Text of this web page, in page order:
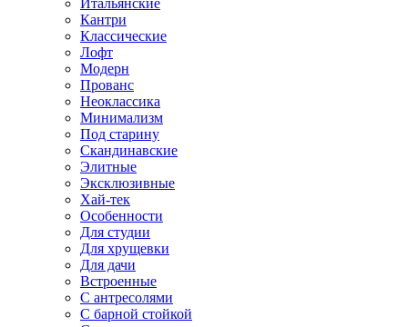
Итальянские
Кантри
Классические
Лофт
Модерн
Прованс
Неоклассика
Минимализм
Под старину
Скандинавские
Элитные
Эксклюзивные
Хай-тек
Особенности
Для студии
Для хрущевки
Для дачи
Встроенные
С антресолями
С барной стойкой